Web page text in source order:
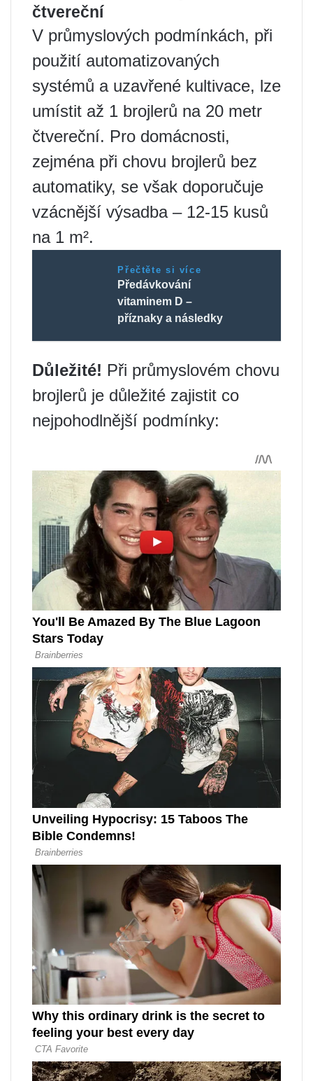
čtvereční
V průmyslových podmínkách, při
použití automatizovaných
systémů a uzavřené kultivace, lze
umístit až 1 brojlerů na 20 metr
čtvereční. Pro domácnosti,
zejména při chovu brojlerů bez
automatiky, se však doporučuje
vzácnější výsadba – 12-15 kusů
na 1 m².
Přečtěte si více
Předávkování
vitaminem D –
příznaky a následky
Důležité! Při průmyslovém chovu
brojlerů je důležité zajistit co
nejpohodlnější podmínky: